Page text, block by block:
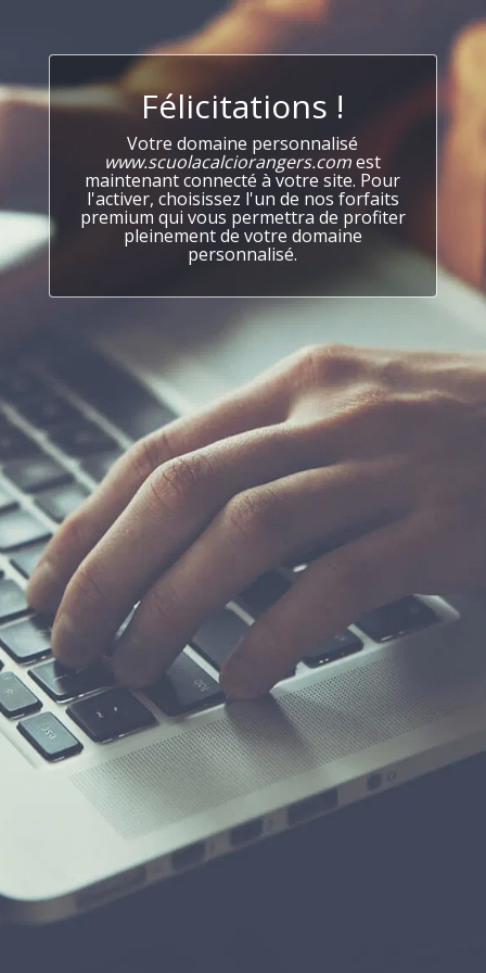
Félicitations !
Votre domaine personnalisé
www.scuolacalciorangers.comest
maintenant connecté à votre site. Pour
l'activer, choisissez l'un de nos forfaits
premium qui vous permettra de profiter
pleinement de votre domaine
personnalisé.